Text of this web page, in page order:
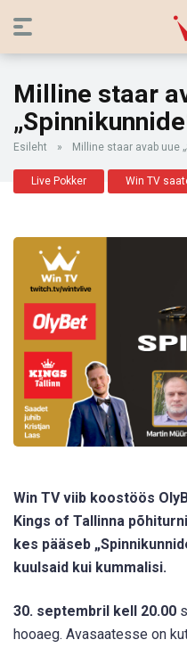
Milline staar
Esileht » Milline staar avab uue
Live Pokker Win TV
Win TV viib koostöös
Kings of Tallinna
kes pääseb
kuulsaid kui kummalisi.
30. septembril kell 20.00
hooaeg. Avasaatesse on